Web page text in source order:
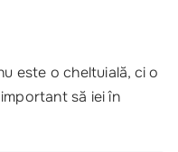
este o cheltuială, ci o
să iei în